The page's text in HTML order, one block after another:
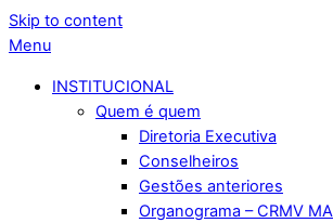
Skip to content
Menu
INSTITUCIONAL
Quem é quem
Diretoria Executiva
Conselheiros
Gestões anteriores
Organograma – CRMV MA